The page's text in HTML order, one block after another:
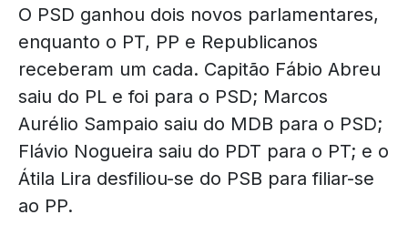
O PSD ganhou dois novos parlamentares,
enquanto o PT, PP e Republicanos
receberam um cada. Capitão Fábio Abreu
saiu do PL e foi para o PSD; Marcos
Aurélio Sampaio saiu do MDB para o PSD;
Flávio Nogueira saiu do PDT para o PT; e o
Átila Lira desfiliou-se do PSB para filiar-se
ao PP.